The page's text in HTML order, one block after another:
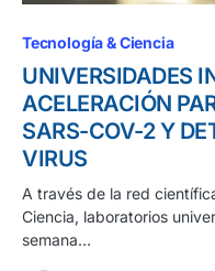
Tecnología & Ciencia
UNIVERSIDADES
ACELERACIÓN
SARS-COV-2 Y
VIRUS
A través de la red
Ciencia, laboratorios
semana…